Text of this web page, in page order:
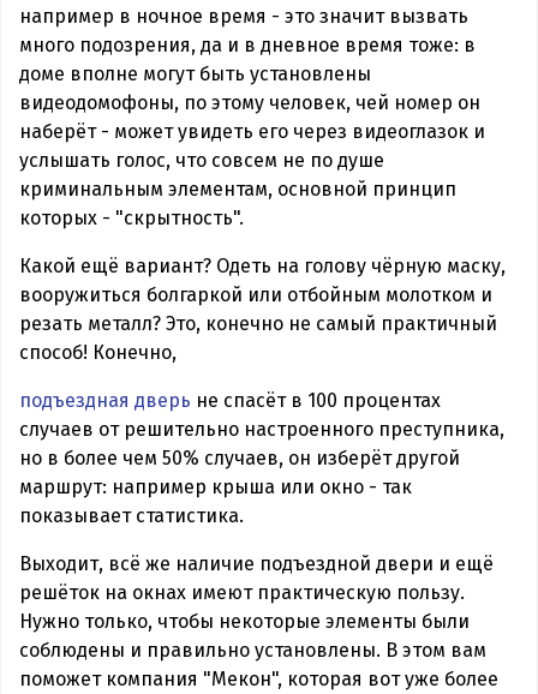
например в ночное время - это значит вызвать
много подозрения, да и в дневное время тоже: в
доме вполне могут быть установлены
видеодомофоны, по этому человек, чей номер он
наберёт - может увидеть его через видеоглазок и
услышать голос, что совсем не по душе
криминальным элементам, основной принцип
которых - "скрытность".
Какой ещё вариант? Одеть на голову чёрную маску,
вооружиться болгаркой или отбойным молотком и
резать металл? Это, конечно не самый практичный
способ! Конечно,
подъездная дверь не спасёт в 100 процентах
случаев от решительно настроенного преступника,
но в более чем 50% случаев, он изберёт другой
маршрут: например крыша или окно - так
показывает статистика.
Выходит, всё же наличие подъездной двери и ещё
решёток на окнах имеют практическую пользу.
Нужно только, чтобы некоторые элементы были
соблюдены и правильно установлены. В этом вам
поможет компания "Мекон", которая вот уже более